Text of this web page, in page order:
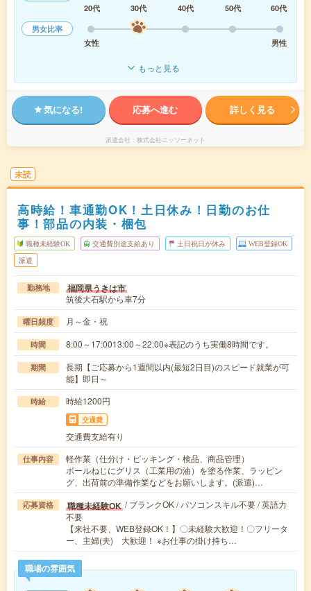
20代 30代 40代 50代
60代
男女比率
女性
男性
もっと見る
気になる! 応募へ進む 詳しく見る
派遣会社 株式会社ニッソーネット
未読
高時給！車通勤OK！土日休み！日勤のお仕
事！部品の内装・梱包
職種未経験OK 交通費別途支給あり 土日祝日が休み WEB登録OK
派遣
勤務地 福岡県うきは市
筑後大石駅から車7分
曜日頻度 月～金・祝
時間 8:00～17:0013:00～22:00※表記のうち実働8時間です。
期間
長期【ご応募から1週間以内(最短2日目)のスピード就業が可
能】即日～
時給 時給1200円
交通費
交通費支給有り
仕事内容
軽作業（仕分け・ピッキング・検品、商品管理）
ボールねじにグリス（工業用の油）を塗る作業、ラッピン
グ、出荷前の準備作業などをお願いします。(派遣)…
応募資格 職種未経験OK / ブランクOK / パソコンスキル不要 / 英語力
不要
【来社不要、WEB登録OK！】〇未経験大歓迎！〇フリータ
ー、主婦(夫) 大歓迎！ ※お仕事の掛け持ち…
職場の雰囲気